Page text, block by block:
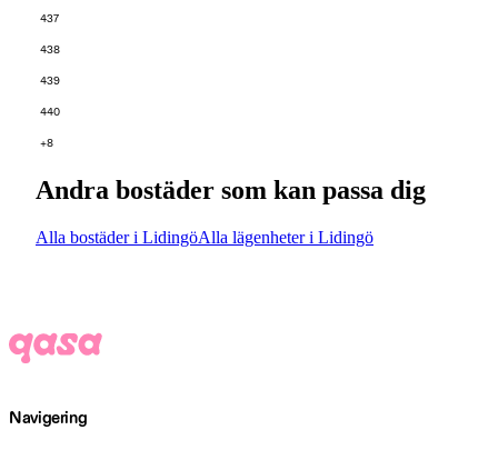
437
438
439
440
+8
Andra bostäder som kan passa dig
Alla bostäder i LidingöAlla lägenheter i Lidingö
Navigering